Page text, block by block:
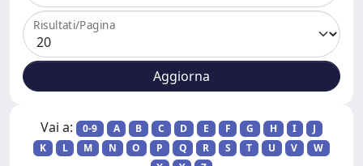
Risultati/Pagina
Vai a: 0-9 A B C D E F G H I
J
K
L M N O P Q R S T U V
W